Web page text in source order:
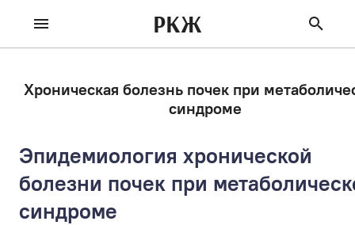
РКЖ
Хроническая болезнь почек при
синдроме
Эпидемиология хронической
болезни почек при
синдроме